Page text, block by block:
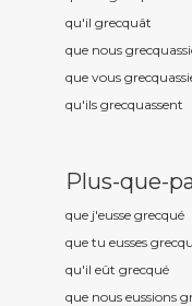
qu'il grecquât
que nous grecqu
que vous grecqu
qu'ils grecquassent
Plus-que-
que j'eusse grecqué
que tu eusses grecqu
qu'il eût grecqué
que nous eussions